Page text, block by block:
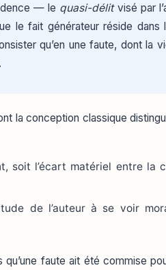
— le quasi-délitvisé par
le fait générateur réside dans
qu’en une faute, dont la
la conception classique
soit l’écart matériel entre la
de l’auteur à se voir
faute ait été commise